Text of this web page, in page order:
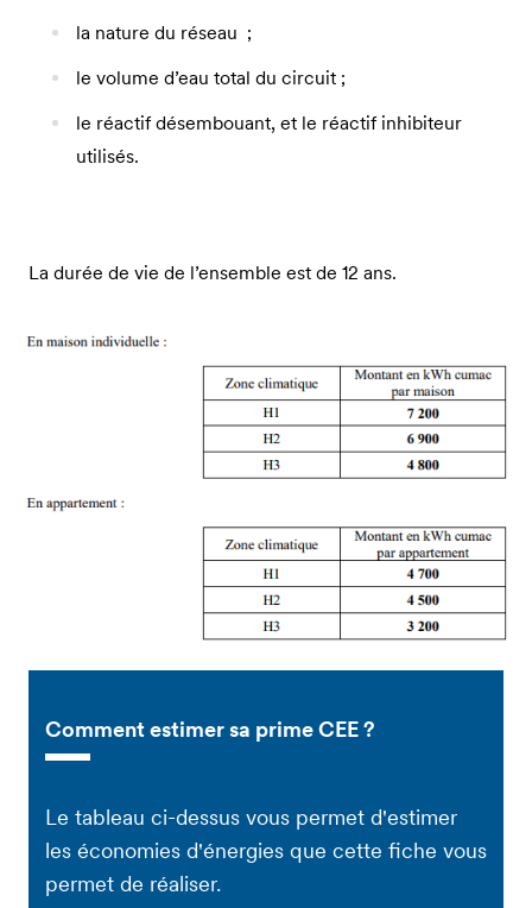
la nature du réseau ;
le volume d’eau total du circuit ;
le réactif désembouant, et le réactif inhibiteur
utilisés.
La durée de vie de l’ensemble est de 12 ans.
Comment estimer sa prime CEE ?
Le tableau ci-dessus vous permet d'estimer
les économies d'énergies que cette fiche vous
permet de réaliser.